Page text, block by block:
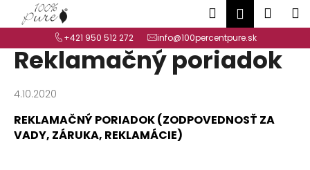
+421 950 512 272 info@100percentpure.sk
Hľadať
Reklamačný poriadok
4.10.2020
REKLAMAČNÝ PORIADOK (ZODPOVEDNOSŤ ZA
VADY, ZÁRUKA, REKLAMÁCIE)
o
š Späť
Späť
Č
o
p
o